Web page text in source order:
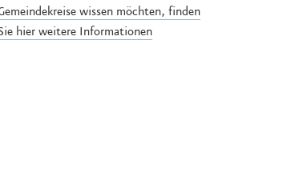
wissen möchten, finden
hier weitere Informationen